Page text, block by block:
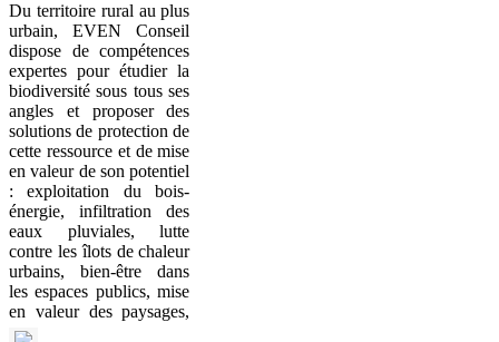
Du territoire rural au plus
urbain, EVEN Conseil
dispose de compétences
expertes pour étudier la
biodiversité sous tous ses
angles et proposer des
solutions de protection de
cette ressource et de mise
en valeur de son potentiel
: exploitation du bois-
énergie, infiltration des
eaux pluviales, lutte
contre les îlots de chaleur
urbains, bien-être dans
les espaces publics, mise
en valeur des paysages,
…